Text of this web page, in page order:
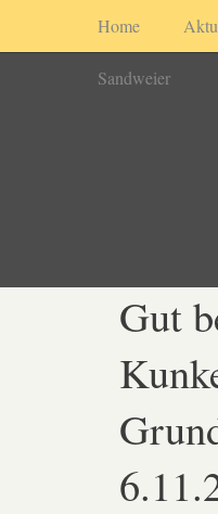
Home
Sandweier
Gut